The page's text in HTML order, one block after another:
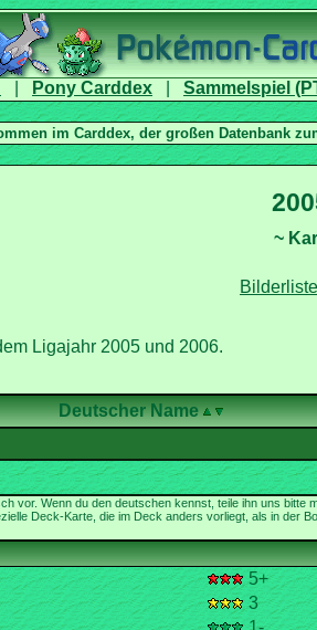
Deutscher Name
Deck-Karte, die im Deck anders vorliegt, als in der
5+
3